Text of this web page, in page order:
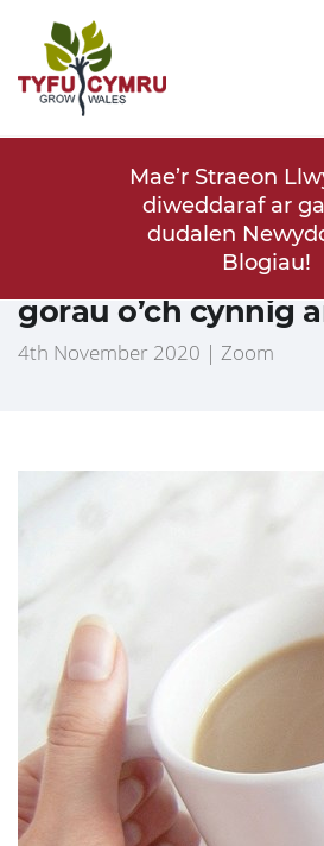
Mae’r Straeon
diweddaraf ar
dudalen
Blogiau!
Deall E-fasnachu:
gorau o’ch cynnig
4th November 2020 | Zoom